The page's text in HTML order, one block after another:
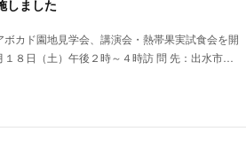
しました
カド園地見学会、講演会・熱帯果実試食会を開
８日（土）午後２時～４時訪 問 先：出水市…